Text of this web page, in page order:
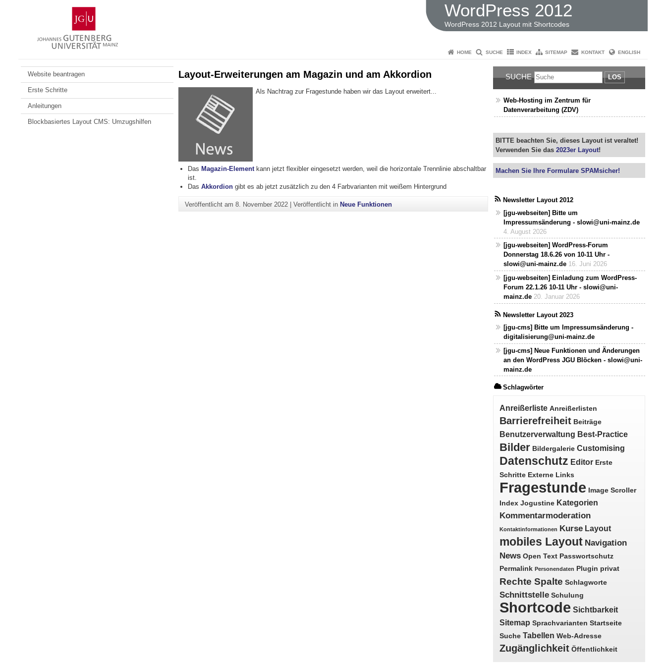
Gutenberg-
Universität
Mainz
WordPress 2012
WordPress 2012 Layout mit Shortcodes
HOME SUCHE INDEX SITEMAP KONTAKT ENGLISH
Website beantragen
Erste Schritte
Anleitungen
Blockbasiertes Layout CMS: Umzugshilfen
Layout-Erweiterungen am Magazin und am Akkordion
Als Nachtrag zur Fragestunde haben wir das Layout erweitert...
Das Magazin-Elementkann jetzt flexibler eingesetzt werden, weil die horizontale Trennlinie abschaltbar
ist.
Das Akkordiongibt es ab jetzt zusätzlich zu den 4 Farbvarianten mit weißem Hintergrund
Veröffentlicht am8. November 2022 |Veröffentlicht in Neue Funktionen
SUCHE LOS
Web-Hosting im Zentrum für
Datenverarbeitung (ZDV)
BITTE beachten Sie, dieses Layout ist veraltet!
Verwenden Sie das2023er Layout!
Machen Sie Ihre Formulare SPAMsicher!
Newsletter Layout 2012
[jgu-webseiten] Bitte um
Impressumsänderung - slowi@uni-mainz.de
4. August 2026
[jgu-webseiten] WordPress-Forum
Donnerstag 18.6.26 von 10-11 Uhr -
slowi@uni-mainz.de 16. Juni 2026
[jgu-webseiten] Einladung zum WordPress-
Forum 22.1.26 10-11 Uhr - slowi@uni-
mainz.de 20. Januar 2026
Newsletter Layout 2023
[jgu-cms] Bitte um Impressumsänderung -
digitalisierung@uni-mainz.de
[jgu-cms] Neue Funktionen und Änderungen
an den WordPress JGU Blöcken - slowi@uni-
mainz.de
Schlagwörter
Anreißerliste Anreißerlisten
Barrierefreiheit Beiträge
Benutzerverwaltung Best-Practice
Bilder Bildergalerie Customising
Datenschutz Editor Erste
Schritte Externe Links
Fragestunde
Image Scroller
Index Jogustine Kategorien
Kommentarmoderation
Kontaktinformationen Kurse Layout
mobiles Layout Navigation
News Open Text Passwortschutz
Permalink Personendaten Plugin privat
Rechte Spalte Schlagworte
Schnittstelle Schulung
Shortcode Sichtbarkeit
Sitemap Sprachvarianten Startseite
Suche Tabellen Web-Adresse
Zugänglichkeit Öffentlichkeit